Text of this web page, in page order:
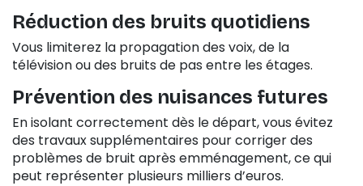
Réduction des bruits quotidiens
Vous limiterez la propagation des voix, de la
télévision ou des bruits de pas entre les étages.
Prévention des nuisances futures
En isolant correctement dès le départ, vous évitez
des travaux supplémentaires pour corriger des
problèmes de bruit après emménagement, ce qui
peut représenter plusieurs milliers d’euros.